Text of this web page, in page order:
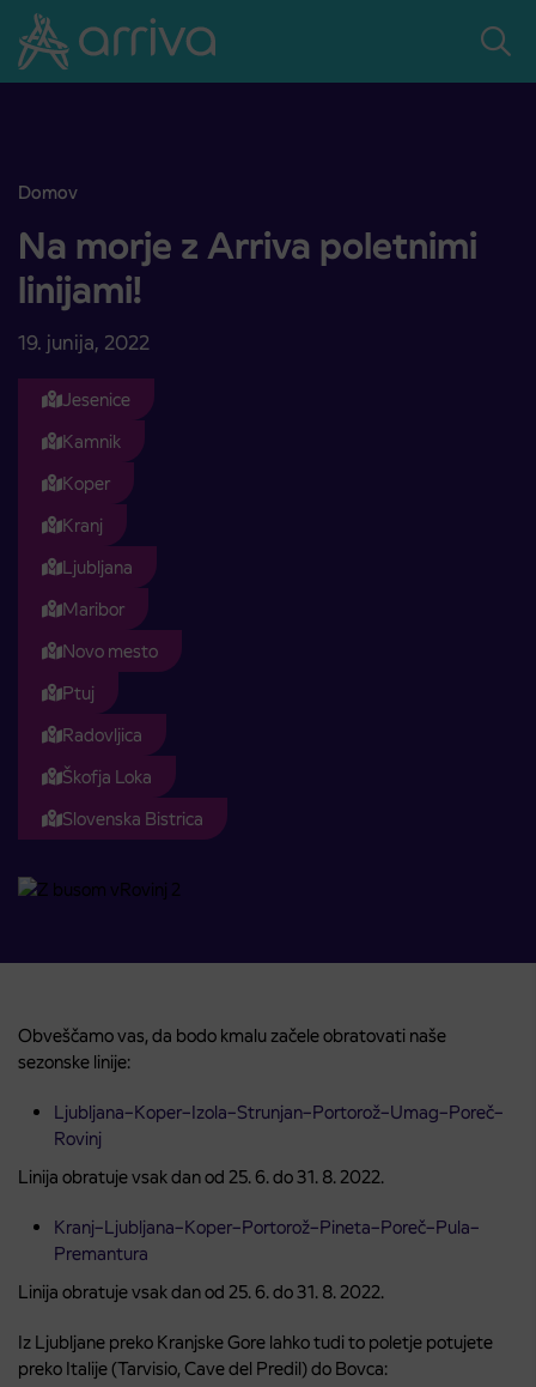
Skoči na vsebino
Domov
Na morje z Arriva poletnimi linijami!
Na morje z Arriva poletnimi
linijami!
19. junija, 2022
Jesenice
Kamnik
Koper
Kranj
Ljubljana
Maribor
Novo mesto
Ptuj
Radovljica
Škofja Loka
Slovenska Bistrica
Obveščamo vas, da bodo kmalu začele obratovati naše
sezonske linije:
Ljubljana–Koper–Izola–Strunjan–Portorož–Umag–Poreč–
Rovinj
Linija obratuje vsak dan od 25. 6. do 31. 8. 2022.
Kranj–Ljubljana–Koper–Portorož–Pineta–Poreč–Pula–
Premantura
Linija obratuje vsak dan od 25. 6. do 31. 8. 2022.
Iz Ljubljane preko Kranjske Gore lahko tudi to poletje potujete
preko Italije (Tarvisio, Cave del Predil) do Bovca: